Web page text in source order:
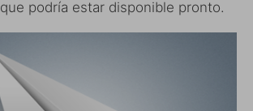
podría estar disponible pronto.